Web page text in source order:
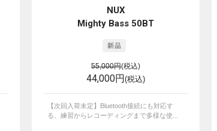
NUX
Mighty Bass 50BT
55,000円(税込)
44,000円(税込)
【次回入荷未定】Bluetooth接続にも対応す
る、練習からレコーディングまで多様な使...